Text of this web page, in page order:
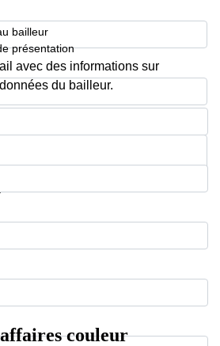
bailleur
présentation
avec des informations sur
du bailleur.
couleur